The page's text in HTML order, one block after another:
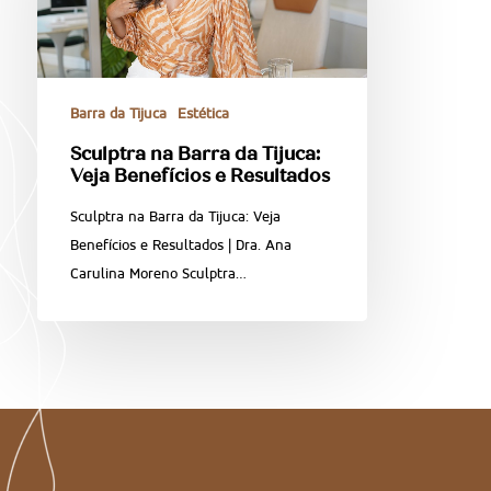
Barra da Tijuca Estética
Sculptra na Barra da Tijuca:
Veja Benefícios e Resultados
Sculptra na Barra da Tijuca: Veja
Benefícios e Resultados | Dra. Ana
Carulina Moreno Sculptra…